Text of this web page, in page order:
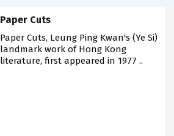
Paper Cuts
Paper Cuts, Leung Ping Kwan's (Ye Si)
landmark work of Hong Kong
literature, first appeared in 1977 ..